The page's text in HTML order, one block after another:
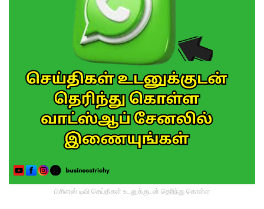
பிசினஸ் டிவி செய்திகள் உடனுக்குடன் தெரிந்து கொள்ள